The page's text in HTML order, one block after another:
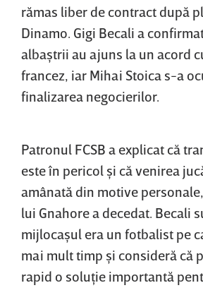
rămas liber de contract după
Dinamo. Gigi Becali a
albaştrii au ajuns la un acord
francez, iar Mihai Stoica s-a
finalizarea negocierilor.
Patronul FCSB a explicat că
este în pericol şi că venirea
amânată din motive
lui Gnahore a decedat. Becali
mijlocaşul era un fotbalist pe
mai mult timp şi consideră că
rapid o soluţie importantă